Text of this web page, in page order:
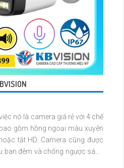
nó là camera giá rẻ với 4 chế
gồm hồng ngoại màu xuyên
cũng được
đêm và chống ngược sáng